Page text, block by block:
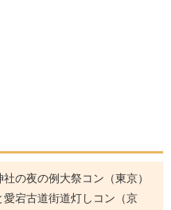
の夜の例大祭コン（東京）
愛宕古道街道灯しコン（京